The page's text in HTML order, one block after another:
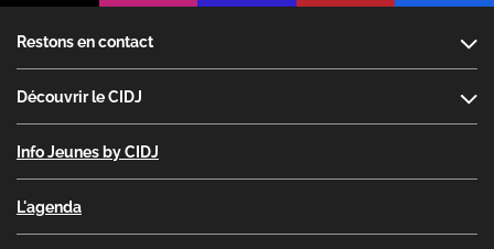
Restons en contact
Découvrir le CIDJ
Info Jeunes by CIDJ
L'agenda